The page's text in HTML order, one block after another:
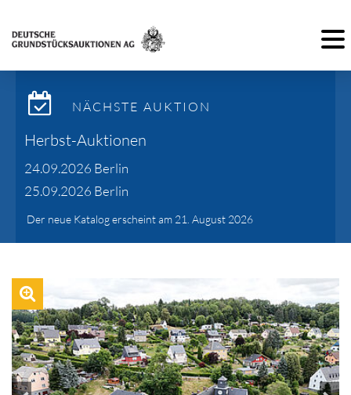
NÄCHSTE AUKTION
Herbst-Auktionen
24.09.2026 Berlin
25.09.2026 Berlin
Der neue Katalog erscheint am 21. August 2026